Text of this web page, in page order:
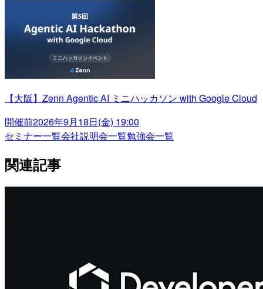
【大阪】Zenn Agentic AI ミニハッカソン with Google Cloud
開催前2026年9月18日(金) 19:00
セミナー一覧会社説明会一覧勉強会一覧
関連記事